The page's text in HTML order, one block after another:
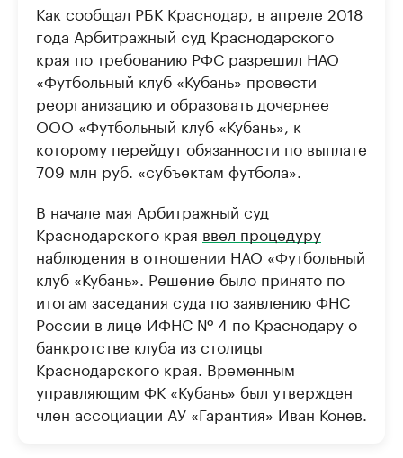
Как сообщал РБК Краснодар, в апреле 2018
года Арбитражный суд Краснодарского
края по требованию РФС разрешил НАО
«Футбольный клуб «Кубань» провести
реорганизацию и образовать дочернее
ООО «Футбольный клуб «Кубань», к
которому перейдут обязанности по выплате
709 млн руб. «субъектам футбола».
В начале мая Арбитражный суд
Краснодарского края ввел процедуру
наблюдения в отношении НАО «Футбольный
клуб «Кубань». Решение было принято по
итогам заседания суда по заявлению ФНС
России в лице ИФНС № 4 по Краснодару о
банкротстве клуба из столицы
Краснодарского края. Временным
управляющим ФК «Кубань» был утвержден
член ассоциации АУ «Гарантия» Иван Конев.